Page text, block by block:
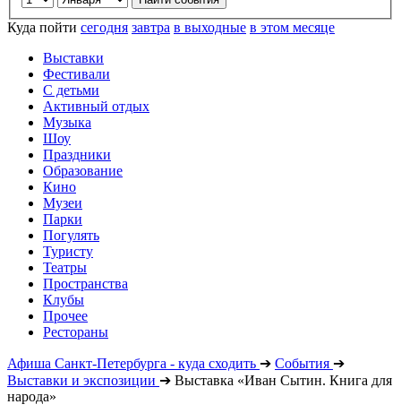
Куда пойти сегодня завтра в выходные в этом месяце
Выставки
Фестивали
С детьми
Активный отдых
Музыка
Шоу
Праздники
Образование
Кино
Музеи
Парки
Погулять
Туристу
Театры
Пространства
Клубы
Прочее
Рестораны
Афиша Санкт-Петербурга - куда сходить ➔ События ➔
Выставки и экспозиции ➔ Выставка «Иван Сытин. Книга для
народа»